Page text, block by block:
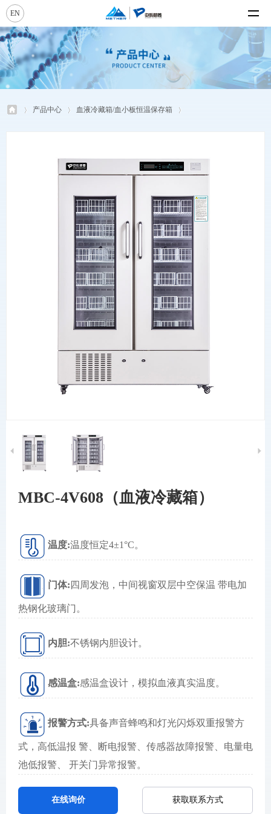
EN
产品中心 血液冷藏箱/血小板恒温保存箱
MBC-4V608（血液冷藏箱）
温度:温度恒定4±1°C。
门体: 四周发泡，中间视窗双层中空保温 带电加
热钢化玻璃门。
内胆:不锈钢内胆设计。
感温盒:感温盒设计，模拟血液真实温度。
报警方式:具备声音蜂鸣和灯光闪烁双重报警方
式，高低温报 警、断电报警、传感器故障报警、电量电
池低报警、 开关门异常报警。
在线询价 获取联系方式